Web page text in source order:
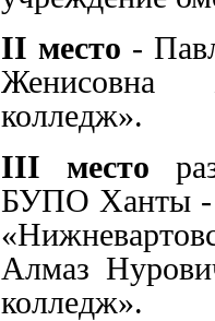
II место -
Женисовна
колледж».
III место
БУПО Ханты -
Алмаз
колледж».